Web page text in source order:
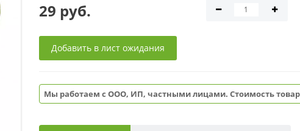
29 руб.
Добавить в лист ожидания
Мы работаем с ООО, ИП, частными лицами. Стоимость